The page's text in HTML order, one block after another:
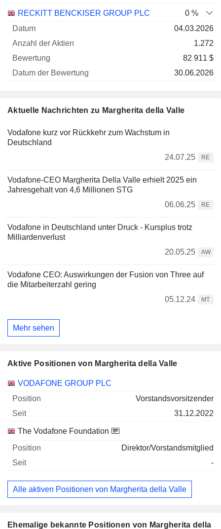
RECKITT BENCKISER GROUP PLC
0 %
04.03.2026
1.272
82 911 $
30.06.2026
Aktuelle Nachrichten zu Margherita della Valle
Vodafone kurz vor Rückkehr zum Wachstum in
Deutschland
24.07.25
RE
Vodafone-CEO Margherita Della Valle erhielt 2025 ein
Jahresgehalt von 4,6 Millionen STG
06.06.25
RE
Vodafone in Deutschland unter Druck - Kursplus trotz
Milliardenverlust
20.05.25
AW
Vodafone CEO: Auswirkungen der Fusion von Three auf
die Mitarbeiterzahl gering
05.12.24
MT
Mehr sehen
Aktive Positionen von Margherita della Valle
Unternehmen Position Beginn
VODAFONE GROUP PLC
Vorstandsvorsitzender
31.12.2022
The Vodafone Foundation
Direktor/Vorstandsmitglied
-
Alle aktiven Positionen von Margherita della Valle
Ehemalige bekannte Positionen von Margherita della